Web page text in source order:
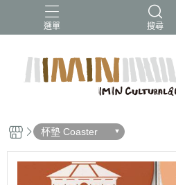
選單 搜尋
杯墊 Coaster